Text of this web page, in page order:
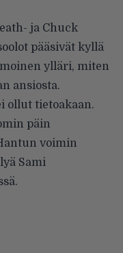
ja Chuck
pääsivät kyllä
ylläri, miten
ansiosta.
ollut tietoakaan.
päin
voimin
Sami